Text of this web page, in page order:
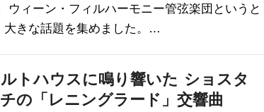
ウィーン・フィルハーモニー管弦楽団というと
大きな話題を集めました。…
トハウスに鳴り響いた ショスタ
の「レニングラード」交響曲